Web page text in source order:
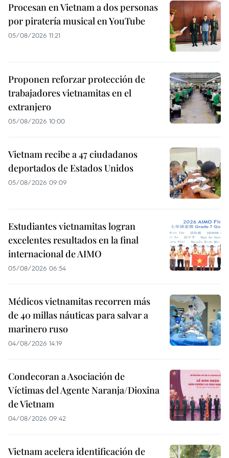
Procesan en Vietnam a dos personas
por piratería musical en YouTube
05/08/2026 11:21
Proponen reforzar protección de
trabajadores vietnamitas en el
extranjero
05/08/2026 10:00
Vietnam recibe a 47 ciudadanos
deportados de Estados Unidos
05/08/2026 09:09
Estudiantes vietnamitas logran
excelentes resultados en la final
internacional de AIMO
05/08/2026 06:54
Médicos vietnamitas recorren más
de 40 millas náuticas para salvar a
marinero ruso
04/08/2026 14:19
Condecoran a Asociación de
Víctimas del Agente Naranja/Dioxina
de Vietnam
04/08/2026 09:42
Vietnam acelera identificación de